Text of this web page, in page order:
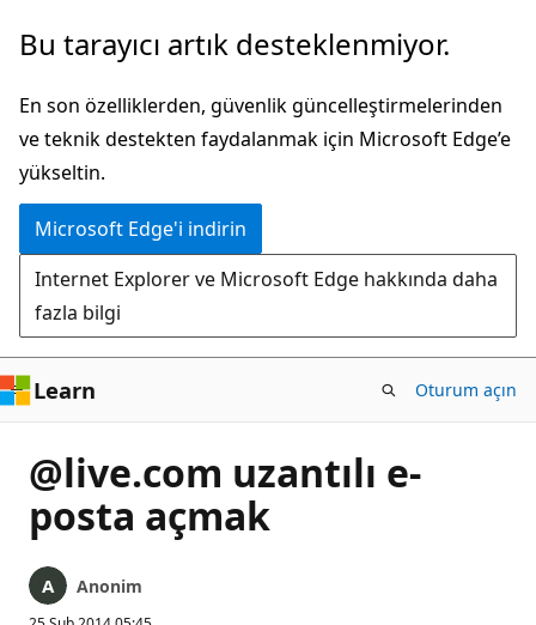
Ana
atla
Bu tarayıcı artık desteklenmiyor.
En son özelliklerden, güvenlik güncelleştirmelerinden
ve teknik destekten faydalanmak için Microsoft Edge’e
yükseltin.
Microsoft Edge'i indirin
Internet Explorer ve Microsoft Edge hakkında daha
fazla bilgi
Learn Oturum açın
@live.com uzantılı e-
posta açmak
Anonim